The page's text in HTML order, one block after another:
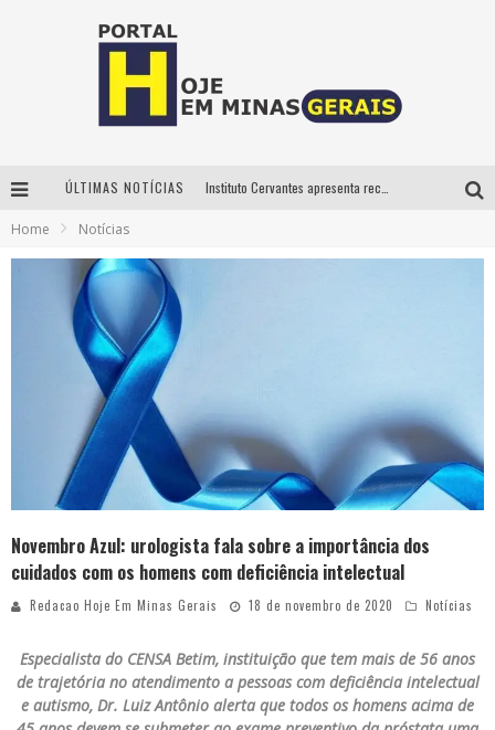
ÚLTIMAS NOTÍCIAS
Home Notícias
Novembro Azul: urologista fala sobre a importância dos
cuidados com os homens com deficiência intelectual
Redacao Hoje Em Minas Gerais 18 de novembro de 2020 Notícias
Especialista do CENSA Betim, instituição que tem mais de 56 anos
de trajetória no atendimento a pessoas com deficiência intelectual
e autismo, Dr. Luiz Antônio alerta que todos os homens acima de